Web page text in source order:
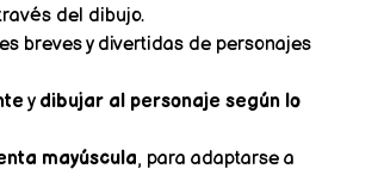
del dibujo.
breves y divertidas de personajes
y dibujar al personaje según lo
mayúscula, para adaptarse a